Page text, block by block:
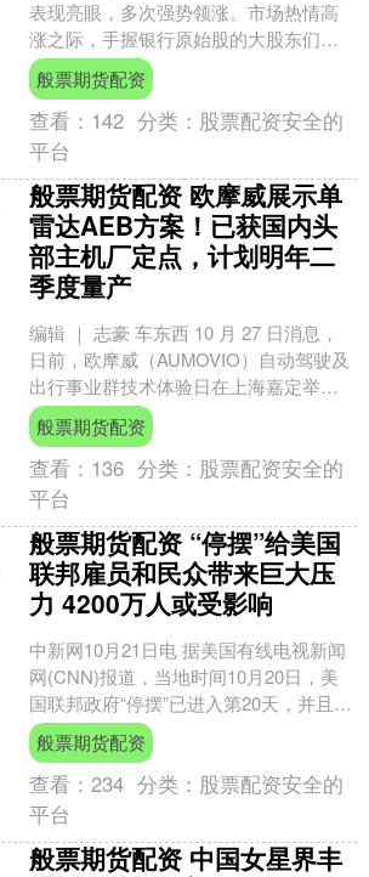
表现亮眼，多次强势领涨。市场热情高
涨之际，手握银行原始股的大股东们，
有的正悄然“落袋为安”。 日前，齐鲁银行
发布公告称，该行....
般票期货配资
查看： 142 分类： 股票配资安全的
平台
般票期货配资 欧摩威展示单
雷达AEB方案！已获国内头
部主机厂定点，计划明年二
季度量产
编辑 ｜ 志豪 车东西 10 月 27 日消息，
日前，欧摩威（AUMOVIO）自动驾驶及
出行事业群技术体验日在上海嘉定举
办。 在活动上，欧摩威自动驾驶及出行
事业....
般票期货配资
查看： 136 分类： 股票配资安全的
平台
般票期货配资 “停摆”给美国
联邦雇员和民众带来巨大压
力 4200万人或受影响
中新网10月21日电 据美国有线电视新闻
网(CNN)报道，当地时间10月20日，美
国联邦政府“停摆”已进入第20天，并且没
有结束的迹象。共和党和民主党依然停
滞不....
般票期货配资
查看：234 分类： 股票配资安全的
平台
般票期货配资 中国女星界丰